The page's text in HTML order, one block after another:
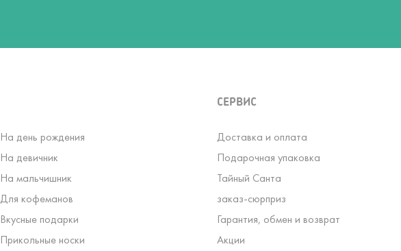
На день рождения
На девичник
На мальчишник
Для кофеманов
Вкусные подарки
Прикольные носки
СЕРВИС
Доставка и оплата
Подарочная упаковка
Тайный Санта
заказ-сюрприз
Гарантия, обмен и возврат
Акции